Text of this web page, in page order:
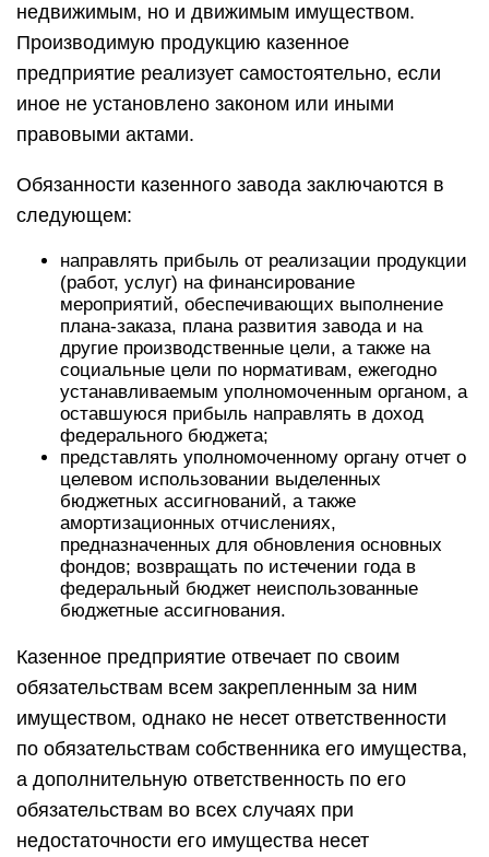
недвижимым, но и движимым имуществом.
Производимую продукцию казенное
предприятие реализует самостоятельно, если
иное не установлено законом или иными
правовыми актами.
Обязанности казенного завода заключаются в
следующем:
направлять прибыль от реализации продукции
(работ, услуг) на финансирование
мероприятий, обеспечивающих выполнение
плана-заказа, плана развития завода и на
другие производственные цели, а также на
социальные цели по нормативам, ежегодно
устанавливаемым уполномоченным органом, а
оставшуюся прибыль направлять в доход
федерального бюджета;
представлять уполномоченному органу отчет о
целевом использовании выделенных
бюджетных ассигнований, а также
амортизационных отчислениях,
предназначенных для обновления основных
фондов; возвращать по истечении года в
федеральный бюджет неиспользованные
бюджетные ассигнования.
Казенное предприятие отвечает по своим
обязательствам всем закрепленным за ним
имуществом, однако не несет ответственности
по обязательствам собственника его имущества,
а дополнительную ответственность по его
обязательствам во всех случаях при
недостаточности его имущества несет